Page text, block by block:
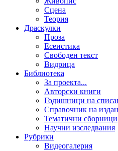
Сцена
Теория
Драскулки
Проза
Есеистика
Свободен текст
Видрица
Библиотека
За проекта...
Авторски книги
Годишници на
Справочник на
Тематични сборници
Научни изследвания
Рубрики
Видеогалерия